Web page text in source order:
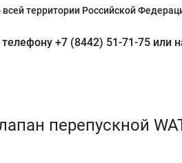
территории Российской
+7 (8442) 51-71-75 или
перепускной